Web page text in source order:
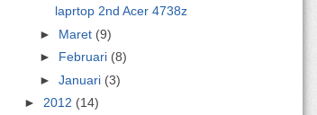
laprtop 2nd Acer 4738z
► Maret (9)
► Februari (8)
► Januari (3)
► 2012 (14)